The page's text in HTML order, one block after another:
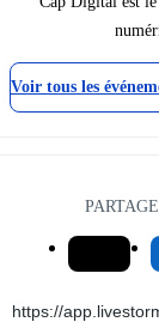
Voir tous les